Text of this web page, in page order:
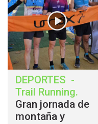
DEPORTES -
Trail Running.
Gran jornada de
montaña y